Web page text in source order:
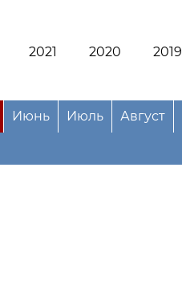
2021 2020 2019
Июнь Июль Август